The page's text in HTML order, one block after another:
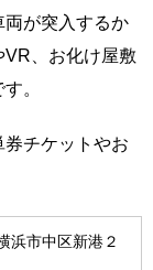
が突入するか
、お化け屋敷
。
チケットやお
浜市中区新港２